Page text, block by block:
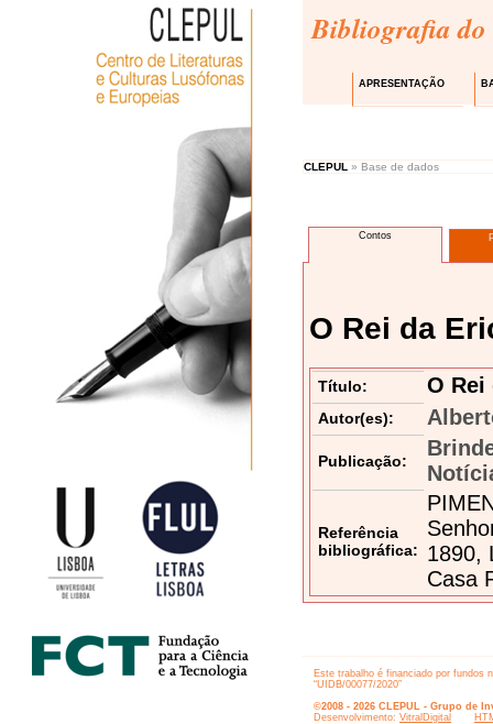
Bibliografia do
APRESENTAÇÃO
CLEPUL » Base de dados
Contos
O Rei da
Título: O Rei
Autor(es):
Publicação:
Referência
bibliográfica:
1890,
Casa
Este trabalho é financiado por fundos
“UIDB/00077/2020”
©2008 - 2026 CLEPUL - Grupo de
Desenvolvimento: VitralDigital